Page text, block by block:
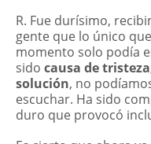
R. Fue durísimo,
gente que lo único
momento solo podía
sido causa de
solución, no
escuchar. Ha sido
duro que provocó